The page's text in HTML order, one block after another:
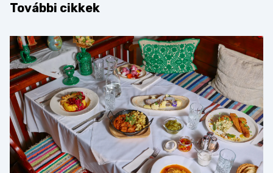
További cikkek